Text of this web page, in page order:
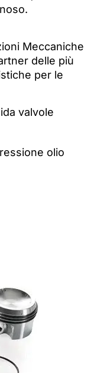
Meccaniche
delle più
per le
valvole
olio